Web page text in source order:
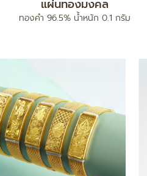
แผ่นทองมงคล
ทองคำ 96.5% น้ำหนัก 0.1 กรัม